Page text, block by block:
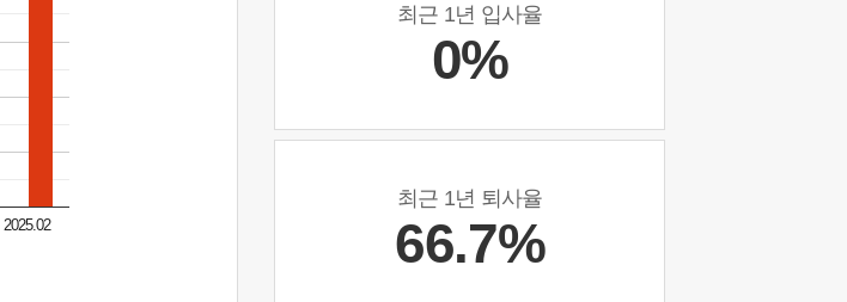
2025.02
최근 1년 입사율
0%
최근 1년 퇴사율
66.7%